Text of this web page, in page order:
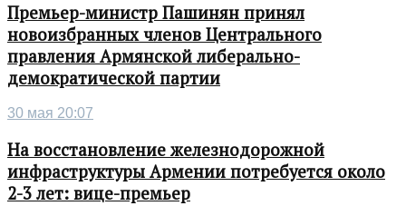
Премьер-министр Пашинян принял
новоизбранных членов Центрального
правления Армянской либерально-
демократической партии
30 мая 20:07
На восстановление железнодорожной
инфраструктуры Армении потребуется около
2-3 лет: вице-премьер